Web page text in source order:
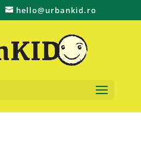
hello@urbankid.ro